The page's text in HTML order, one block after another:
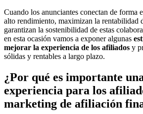
Cuando los anunciantes conectan de forma
alto rendimiento, maximizan la rentabilidad
garantizan la sostenibilidad de estas
en esta ocasión vamos a exponer algunas
mejorar la experiencia de los afiliados y
sólidas y rentables a largo plazo.
¿Por qué es importante
experiencia para los
marketing de afiliación